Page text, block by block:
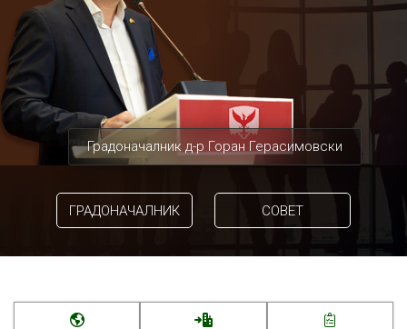
Градоначалник д-р Горан Герасимовски
ГРАДОНАЧАЛНИК СОВЕТ